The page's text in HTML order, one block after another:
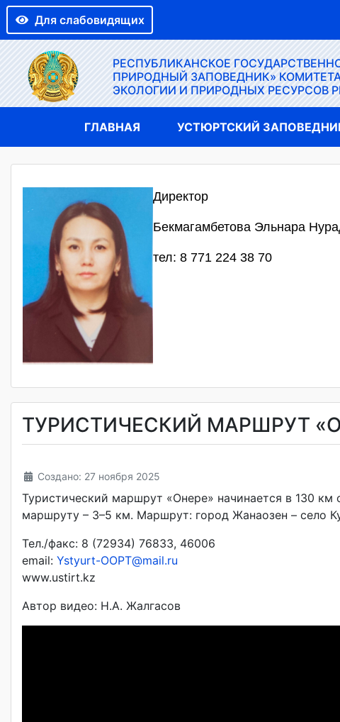
Для слабовидящих
РЕСПУБЛИКАНСКОЕ
ПРИРОДНЫЙ ЗАПОВЕДНИК»
ЭКОЛОГИИ И ПРИРОДНЫХ РЕСУРСОВ
ГЛАВНАЯ УСТЮРТСКИЙ
Директор
Бекмагамбетова Эльнара
тел: 8 771 224 38 70
ТУРИСТИЧЕСКИЙ МАРШРУТ
Создано: 27 ноября 2025
Туристический маршрут «Онере» начинается в 130
маршруту – 3–5 км. Маршрут: город Жанаозен – село
Тел./факс: 8 (72934) 76833, 46006
email: Ystyurt-OOPT@mail.ru
www.ustirt.kz
Автор видео: Н.А. Жалгасов